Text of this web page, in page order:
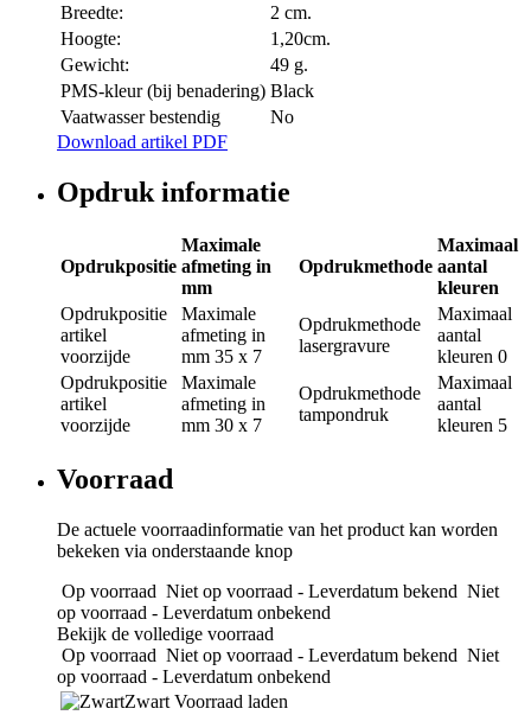
Breedte:
2 cm.
Hoogte:
1,20cm.
Gewicht:
49 g.
PMS-kleur (bij benadering) Black
Vaatwasser bestendig
No
Download artikel PDF
Opdruk informatie
Opdrukpositie
Maximale
afmeting in
mm
Opdrukmethode
Maximaal
aantal
kleuren
Opdrukpositie
artikel
voorzijde
Maximale
afmeting in
mm 35 x 7
Opdrukmethode
lasergravure
Maximaal
aantal
kleuren 0
Opdrukpositie
artikel
voorzijde
Maximale
afmeting in
mm 30 x 7
Opdrukmethode
tampondruk
Maximaal
aantal
kleuren 5
Voorraad
De actuele voorraadinformatie van het product kan worden
bekeken via onderstaande knop
Op voorraad Niet op voorraad - Leverdatum bekend Niet
op voorraad - Leverdatum onbekend
Bekijk de volledige voorraad
Op voorraad Niet op voorraad - Leverdatum bekend Niet
op voorraad - Leverdatum onbekend
Zwart Voorraad laden